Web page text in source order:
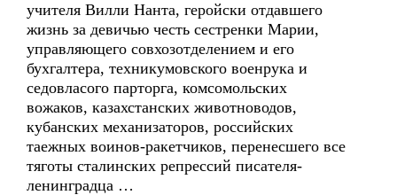
учителя Вилли Нанта, геройски отдавшего
жизнь за девичью честь сестренки Марии,
управляющего совхозотделением и его
бухгалтера, техникумовского военрука и
седовласого парторга, комсомольских
вожаков, казахстанских животноводов,
кубанских механизаторов, российских
таежных воинов-ракетчиков, перенесшего все
тяготы сталинских репрессий писателя-
ленинградца …